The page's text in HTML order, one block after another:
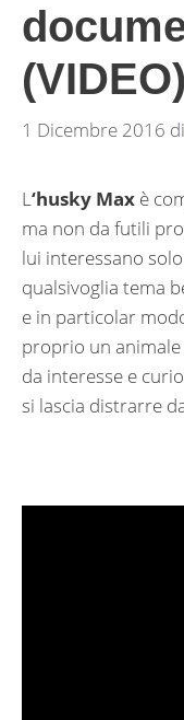
(VIDEO)
1 Dicembre 2016 di
L‘husky Max è
ma non da futili
lui interessano
qualsivoglia tema
e in particolar
proprio un animale
da interesse e
si lascia distrarre